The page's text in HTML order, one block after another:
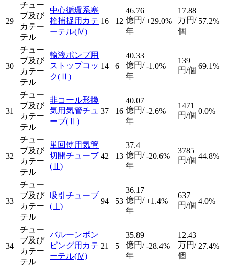
29
チュー
ブ及び
カテー
テル
中心循環系塞
栓捕捉用カテ
ーテル(Ⅳ)
16 12
46.76
億円/
年
+29.0%
17.88
万円/
個
57.2%
30
チュー
ブ及び
カテー
テル
輸液ポンプ用
ストップコッ
ク(Ⅱ)
14 6
40.33
億円/
年
-1.0%
139
円/個 69.1%
31
チュー
ブ及び
カテー
テル
非コール形換
気用気管チュ
ーブ(Ⅱ)
37 16
40.07
億円/
年
-2.6%
1471
円/個 0.0%
32
チュー
ブ及び
カテー
テル
単回使用気管
切開チューブ
(Ⅱ)
42 13
37.4
億円/
年
-20.6%
3785
円/個 44.8%
33
チュー
ブ及び
カテー
テル
吸引チューブ
(Ⅰ)
94 53
36.17
億円/
年
+1.4%
637
円/個 4.0%
34
チュー
ブ及び
カテー
テル
バルーンポン
ピング用カテ
ーテル(Ⅳ)
21 5
35.89
億円/
年
-28.4%
12.43
万円/
個
27.4%